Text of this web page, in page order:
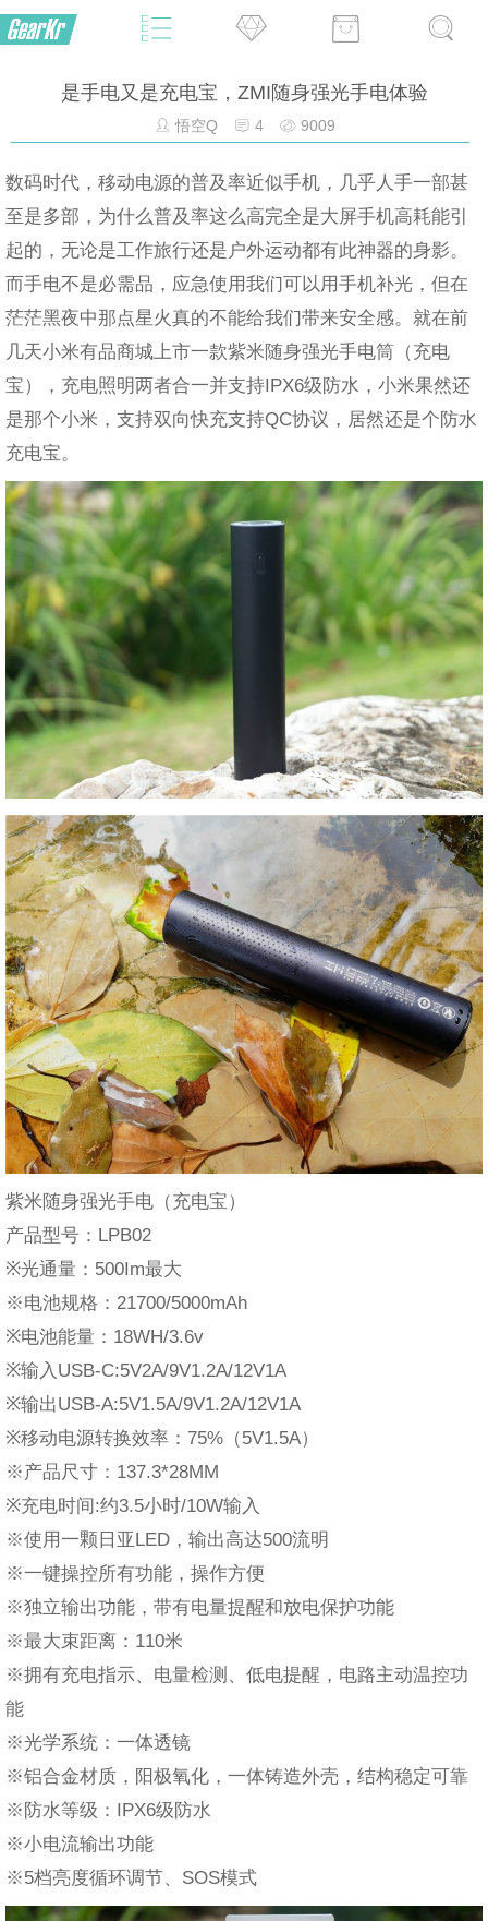
是手电又是充电宝，ZMI随身强光手电体验
悟空Q 4 9009
数码时代，移动电源的普及率近似手机，几乎人手一部甚
至是多部，为什么普及率这么高完全是大屏手机高耗能引
起的，无论是工作旅行还是户外运动都有此神器的身影。
而手电不是必需品，应急使用我们可以用手机补光，但在
茫茫黑夜中那点星火真的不能给我们带来安全感。就在前
几天小米有品商城上市一款紫米随身强光手电筒（充电
宝），充电照明两者合一并支持IPX6级防水，小米果然还
是那个小米，支持双向快充支持QC协议，居然还是个防水
充电宝。
紫米随身强光手电（充电宝）
产品型号：LPB02
※光通量：500Im最大
※电池规格：21700/5000mAh
※电池能量：18WH/3.6v
※输入USB-C:5V2A/9V1.2A/12V1A
※输出USB-A:5V1.5A/9V1.2A/12V1A
※移动电源转换效率：75%（5V1.5A）
※产品尺寸：137.3*28MM
※充电时间:约3.5小时/10W输入
※使用一颗日亚LED，输出高达500流明
※一键操控所有功能，操作方便
※独立输出功能，带有电量提醒和放电保护功能
※最大束距离：110米
※拥有充电指示、电量检测、低电提醒，电路主动温控功
能
※光学系统：一体透镜
※铝合金材质，阳极氧化，一体铸造外壳，结构稳定可靠
※防水等级：IPX6级防水
※小电流输出功能
※5档亮度循环调节、SOS模式